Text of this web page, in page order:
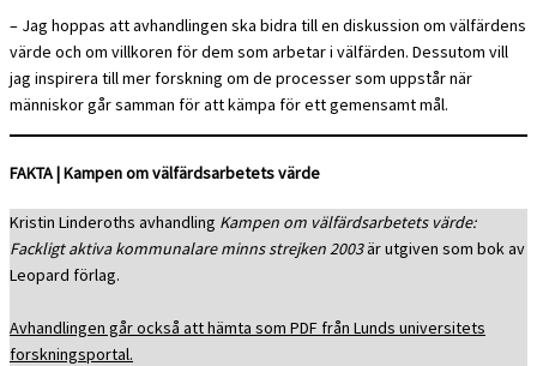
– Jag hoppas att avhandlingen ska bidra till en diskussion om välfärdens
värde och om villkoren för dem som arbetar i välfärden. Dessutom vill
jag inspirera till mer forskning om de processer som uppstår när
människor går samman för att kämpa för ett gemensamt mål.
FAKTA | Kampen om välfärdsarbetets värde
Kristin Linderoths avhandling Kampen om välfärdsarbetets värde:
Fackligt aktiva kommunalare minns strejken 2003är utgiven som bok av
Leopard förlag.
Avhandlingen går också att hämta som PDF från Lunds universitets
forskningsportal.